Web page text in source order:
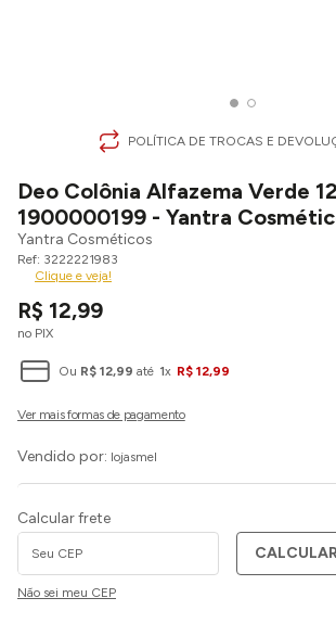
POLÍTICA DE TROCAS E
Deo Colônia Alfazema Verde
1900000199 - Yantra
Yantra Cosméticos
3222221983
Clique e veja!
R$ 12,99
no PIX
Ou R$ 12,99 até 1x R$ 12,99
Vendido por: lojasmel
Calcular frete
CALCULAR
Não sei meu CEP